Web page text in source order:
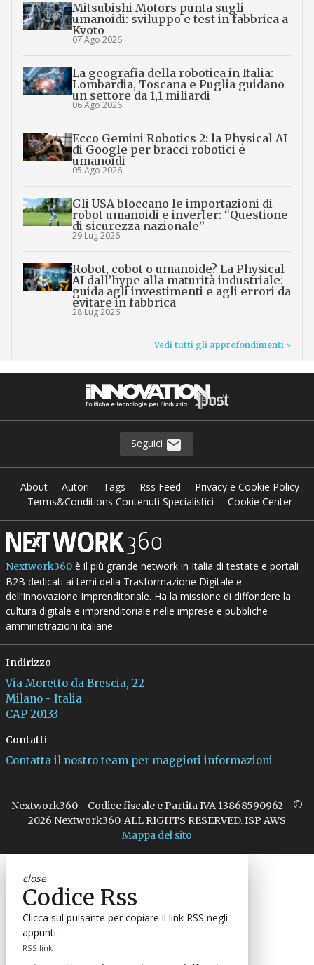
Mitsubishi Motors punta sugli
umanoidi: sviluppo e test in fabbrica a
Kyoto
07 Ago 2026
La geografia della robotica in Italia:
Lombardia, Toscana e Puglia guidano
un settore da 1,1 miliardi
06 Ago 2026
Ecco Gemini Robotics 2: la Physical AI
di Google per bracci robotici e
umanoidi
05 Ago 2026
Gli USA bloccano le importazioni di
robot umanoidi e inverter: “Questione
di sicurezza nazionale”
29 Lug 2026
Robot, cobot o umanoide? La Physical
AI dall’hype alla maturità industriale:
guida agli investimenti e agli errori da
evitare in fabbrica
28 Lug 2026
Vedi tutti gli approfondimenti >
Seguici
About Autori Tags Rss Feed
Privacy e Cookie Policy
Terms&Conditions Contenuti Specialistici
Cookie Center
Nextwork360è il più grande network in Italia di testate e portali
B2B dedicati ai temi della Trasformazione Digitale e
dell’Innovazione Imprenditoriale. Ha la missione di diffondere la
cultura digitale e imprenditoriale nelle imprese e pubbliche
amministrazioni italiane.
Indirizzo
Via Moretto da Brescia, 22
Milano - Italia
CAP 20133
Contatti
Contatta il nostro team per maggiori informazioni
Nextwork360 - Codice fiscale e Partita IVA 13868590962 - ©
2026 Nextwork360. ALL RIGHTS RESERVED. ISP AWS
Mappa del sito
close
Codice Rss
Clicca sul pulsante per copiare il link RSS negli
appunti.
RSS link